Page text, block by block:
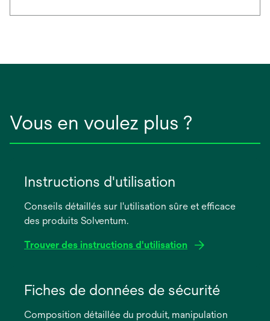
Vous en voulez plus ?
Instructions d'utilisation
Conseils détaillés sur l'utilisation sûre et efficace
des produits Solventum.
Trouver des instructions d'utilisation
dans
nouvel
Fiches de données de sécurité
Composition détaillée du produit, manipulation